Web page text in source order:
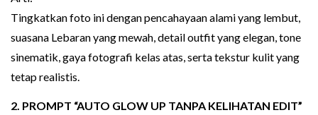
Tingkatkan foto ini dengan pencahayaan alami yang lembut,
suasana Lebaran yang mewah, detail outfit yang elegan, tone
sinematik, gaya fotografi kelas atas, serta tekstur kulit yang
tetap realistis.
2. PROMPT “AUTO GLOW UP TANPA KELIHATAN EDIT”